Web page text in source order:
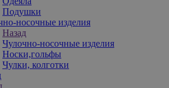
Подушки
носочные изделия
Назад
Чулочно-носочные изделия
Носки,гольфы
Чулки, колготки